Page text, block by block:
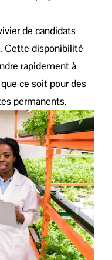
de candidats
Cette disponibilité
rapidement à
ce soit pour des
permanents.